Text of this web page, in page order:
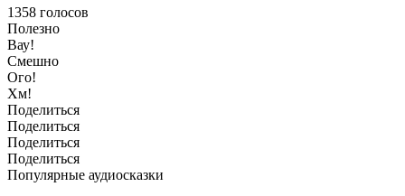
1358 голосов
Полезно
Вау!
Смешно
Ого!
Хм!
Поделиться
Поделиться
Поделиться
Поделиться
Популярные аудиосказки